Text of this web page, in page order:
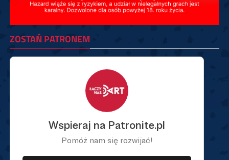
ZOSTAŃ PATRONEM